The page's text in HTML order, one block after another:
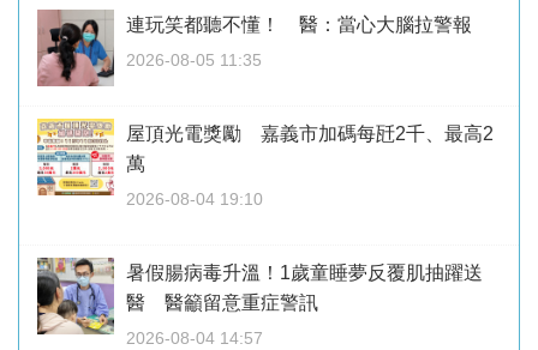
連玩笑都聽不懂！ 醫：當心大腦拉警報
2026-08-05 11:35
屋頂光電獎勵 嘉義市加碼每瓩2千、最高2
萬
2026-08-04 19:10
暑假腸病毒升溫！1歲童睡夢反覆肌抽躍送
醫 醫籲留意重症警訊
2026-08-04 14:57